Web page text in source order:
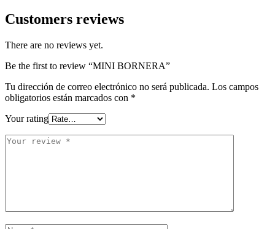
Customers reviews
There are no reviews yet.
Be the first to review “MINI BORNERA”
Tu dirección de correo electrónico no será publicada. Los campos
obligatorios están marcados con *
Your rating